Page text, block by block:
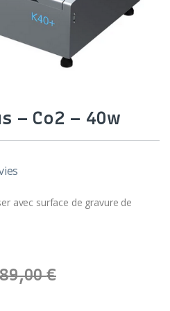
– Co2 – 40w
avec surface de gravure de
€